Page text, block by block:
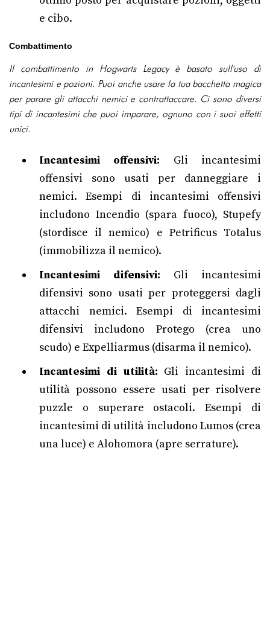
e cibo.
Combattimento
Il combattimento in Hogwarts Legacy è basato sull'uso di
incantesimi e pozioni. Puoi anche usare la tua bacchetta magica
per parare gli attacchi nemici e contrattaccare. Ci sono diversi
tipi di incantesimi che puoi imparare, ognuno con i suoi effetti
unici.
Incantesimi offensivi: Gli incantesimi
offensivi sono usati per danneggiare i
nemici. Esempi di incantesimi offensivi
includono Incendio (spara fuoco), Stupefy
(stordisce il nemico) e Petrificus Totalus
(immobilizza il nemico).
Incantesimi difensivi: Gli incantesimi
difensivi sono usati per proteggersi dagli
attacchi nemici. Esempi di incantesimi
difensivi includono Protego (crea uno
scudo) e Expelliarmus (disarma il nemico).
Incantesimi di utilità: Gli incantesimi di
utilità possono essere usati per risolvere
puzzle o superare ostacoli. Esempi di
incantesimi di utilità includono Lumos (crea
una luce) e Alohomora (apre serrature).